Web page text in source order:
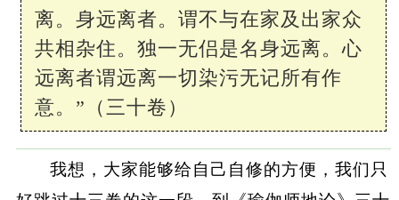
离。身远离者。谓不与在家及出家众
共相杂住。独一无侣是名身远离。心
远离者谓远离一切染污无记所有作
意。”（三十卷）
我想，大家能够给自己自修的方便，我们只